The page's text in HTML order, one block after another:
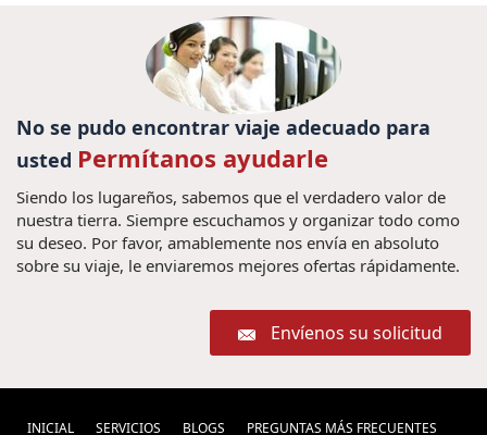
Viagem em família Tailândia (1) ,
Tailandia (1) ,sapa (1) , Vietnam comida (2) ,
de vietname (1) ,turismo en camboya (7) ,
Viaje a Laos (8) ,Viagem em
família Laos (1) , Viagens para Laos
myanmar (19) ,Baia Ha Long (1) ,
(38) ,Que comprar en vietnam (1) ,
Visados de Vietnam 2018 (1) ,viajar
Viagens para Vietnã (1) ,
hanoi (3)
vacaciones myanamar (7) ,viagem
vietna (1) ,Visitar Vietnam (32) ,viagens ao
viajes
No se pudo encontrar viaje adecuado para
usted Permítanos ayudarle
Siendo los lugareños, sabemos que el verdadero valor de
nuestra tierra. Siempre escuchamos y organizar todo como
su deseo. Por favor, amablemente nos envía en absoluto
sobre su viaje, le enviaremos mejores ofertas rápidamente.
Envíenos su solicitud
INICIAL SERVICIOS BLOGS
PREGUNTAS MÁS FRECUENTES